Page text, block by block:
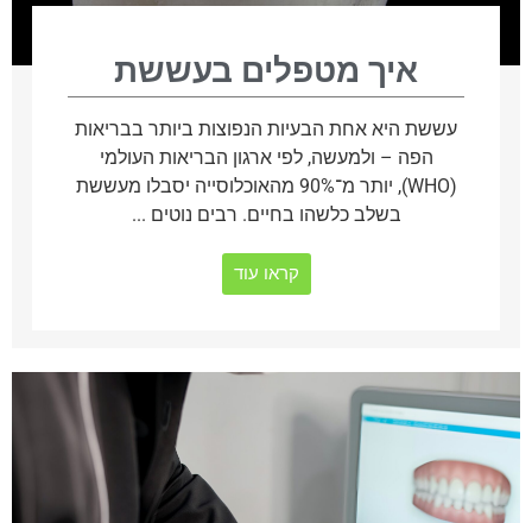
איך מטפלים בעששת
עששת היא אחת הבעיות הנפוצות ביותר בבריאות
הפה – ולמעשה, לפי ארגון הבריאות העולמי
(WHO), יותר מ־90% מהאוכלוסייה יסבלו מעששת
בשלב כלשהו בחיים. רבים נוטים ...
קראו עוד